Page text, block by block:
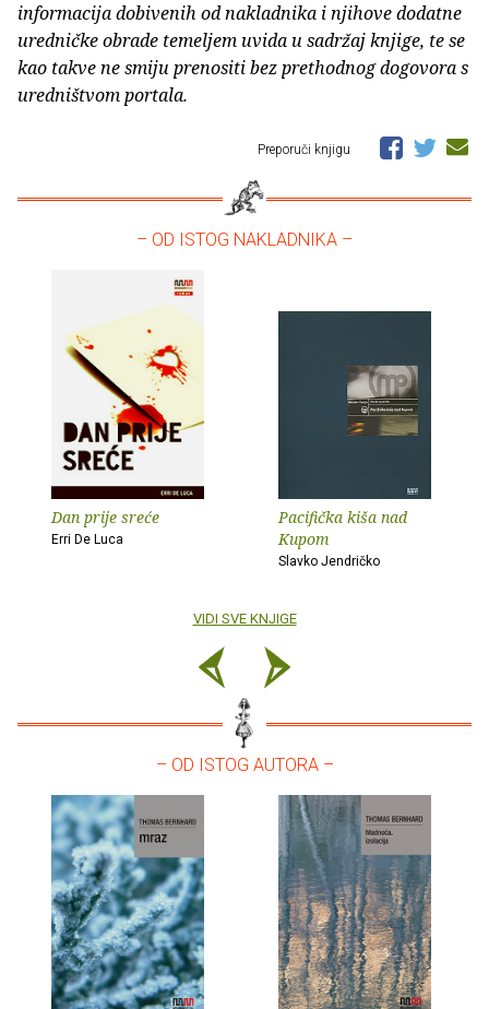
informacija dobivenih od nakladnika i njihove dodatne
uredničke obrade temeljem uvida u sadržaj knjige, te se
kao takve ne smiju prenositi bez prethodnog dogovora s
uredništvom portala.
Preporuči knjigu
– OD ISTOG NAKLADNIKA –
Dan prije sreće
Erri De Luca
Pacifička kiša nad
Kupom
Slavko Jendričko
VIDI SVE KNJIGE
– OD ISTOG AUTORA –